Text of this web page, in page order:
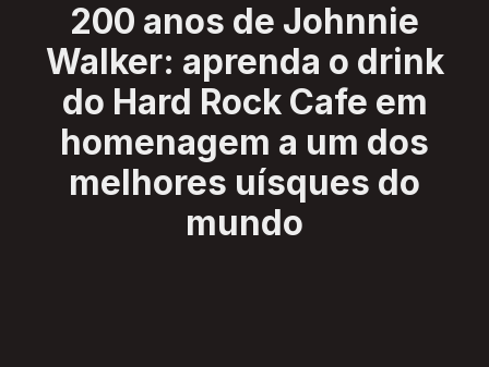
200 anos de Johnnie
Walker: aprenda o drink
do Hard Rock Cafe em
homenagem a um dos
melhores uísques do
mundo